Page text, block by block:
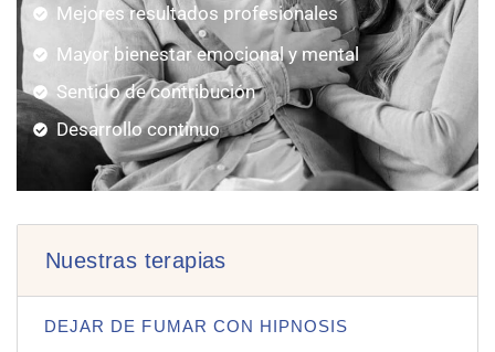
Mejores resultados profesionales
Mayor bienestar emocional y mental
Sentido de contribución
Desarrollo continuo
Nuestras terapias
DEJAR DE FUMAR CON HIPNOSIS